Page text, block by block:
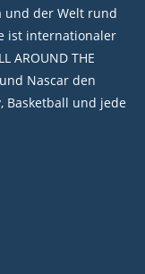
und der Welt rund
ist internationaler
AROUND THE
Nascar den
Basketball und jede